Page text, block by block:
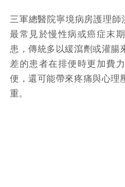
三軍總醫院寧境病房護理師
最常見於慢性病或癌症末
患，傳統多以緩瀉劑或灌腸
差的患者在排便時更加費
便，還可能帶來疼痛與心理
重。